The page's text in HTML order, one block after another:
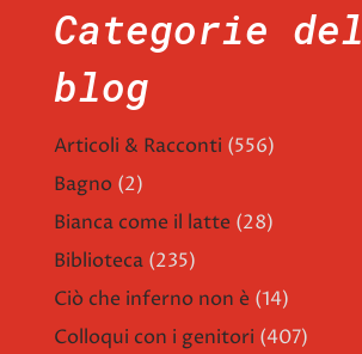
Categorie del
blog
Articoli & Racconti (556)
Bagno (2)
Bianca come il latte (28)
Biblioteca (235)
Ciò che inferno non è (14)
Colloqui con i genitori (407)